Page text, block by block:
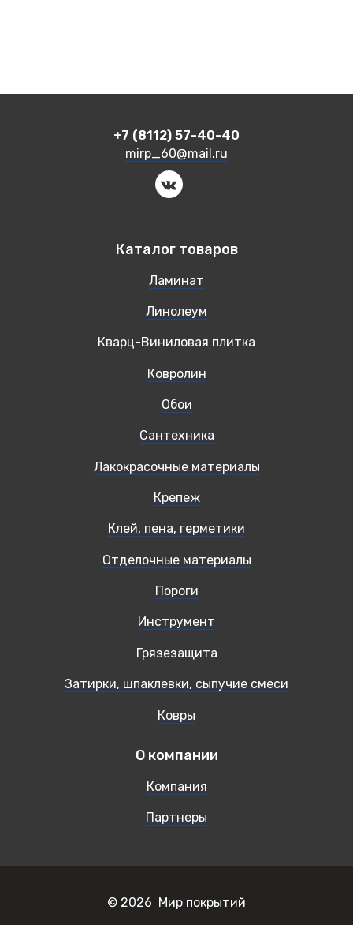
+7 (8112) 57-40-40
mirp_60@mail.ru
Каталог товаров
Ламинат
Линолеум
Кварц-Виниловая плитка
Ковролин
Обои
Сантехника
Лакокрасочные материалы
Крепеж
Клей, пена, герметики
Отделочные материалы
Пороги
Инструмент
Грязезащита
Затирки, шпаклевки, сыпучие смеси
Ковры
О компании
Компания
Партнеры
© 2026 Мир покрытий